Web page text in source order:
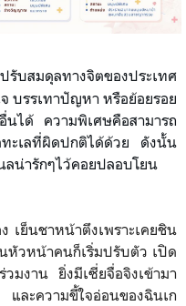
รับสมดุลทางจิตของประเทศ
บรรเทาปัญหา หรือย้อยรอย
นได้ ความพิเศษคือสามารถ
ะเลที่ผิดปกติได้ด้วย ดังนั้น
น่ารักๆไว้คอยปลอบโยน
ย็นชาหน้าตึงเพราะเคยชิน
หัวหน้าคนก็เริ่มปรับตัว เปิด
มงาน ยิ่งมีเซี่ยจื่อจิงเข้ามา
ละความขี้ใจอ่อนของฉินเก